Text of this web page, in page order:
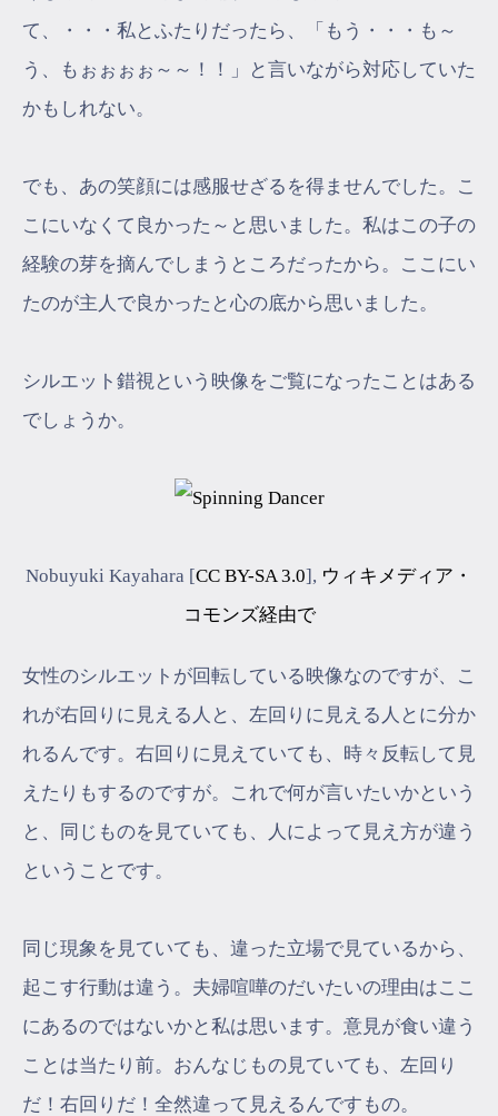
て、・・・私とふたりだったら、「もう・・・も～
う、もぉぉぉぉ～～！！」と言いながら対応していた
かもしれない。
でも、あの笑顔には感服せざるを得ませんでした。こ
こにいなくて良かった～と思いました。私はこの子の
経験の芽を摘んでしまうところだったから。ここにい
たのが主人で良かったと心の底から思いました。
シルエット錯視という映像をご覧になったことはある
でしょうか。
Nobuyuki Kayahara [CC BY-SA 3.0], ウィキメディア・
コモンズ経由で
女性のシルエットが回転している映像なのですが、こ
れが右回りに見える人と、左回りに見える人とに分か
れるんです。右回りに見えていても、時々反転して見
えたりもするのですが。これで何が言いたいかという
と、同じものを見ていても、人によって見え方が違う
ということです。
同じ現象を見ていても、違った立場で見ているから、
起こす行動は違う。夫婦喧嘩のだいたいの理由はここ
にあるのではないかと私は思います。意見が食い違う
ことは当たり前。おんなじもの見ていても、左回り
だ！右回りだ！全然違って見えるんですもの。